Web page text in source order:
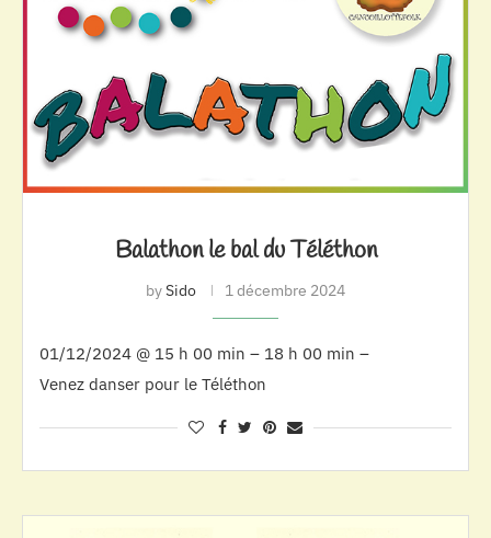
Balathon le bal du Téléthon
bySido 1 décembre 2024
01/12/2024 @ 15 h 00 min – 18 h 00 min –
Venez danser pour le Téléthon